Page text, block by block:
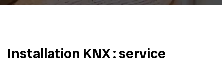
Installation KNX : service